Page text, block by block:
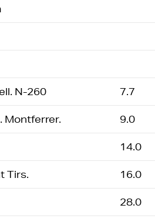
N-260 7.7
Montferrer. 9.0
14.0
Tirs. 16.0
28.0